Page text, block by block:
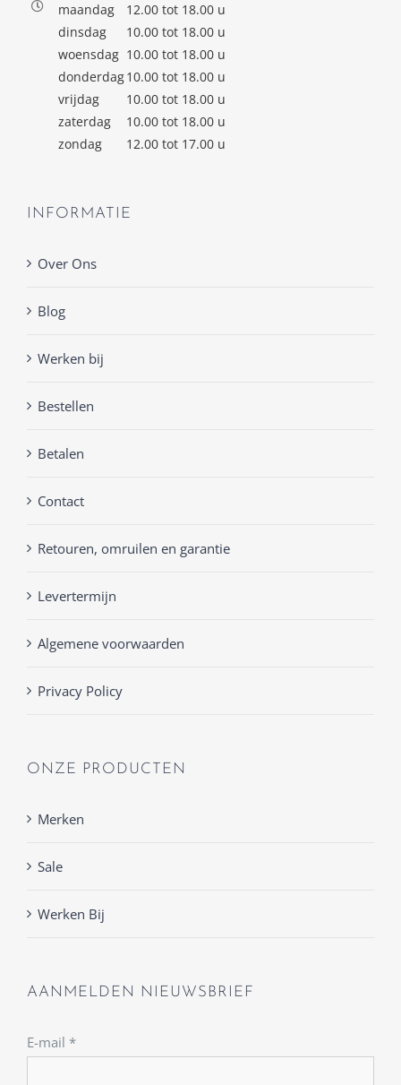
maandag
12.00 tot 18.00 u
dinsdag
10.00 tot 18.00 u
woensdag 10.00 tot 18.00 u
donderdag10.00 tot 18.00 u
vrijdag
10.00 tot 18.00 u
zaterdag
10.00 tot 18.00 u
zondag
12.00 tot 17.00 u
INFORMATIE
Over Ons
Blog
Werken bij
Bestellen
Betalen
Contact
Retouren, omruilen en garantie
Levertermijn
Algemene voorwaarden
Privacy Policy
ONZE PRODUCTEN
Merken
Sale
Werken Bij
AANMELDEN NIEUWSBRIEF
E-mail *